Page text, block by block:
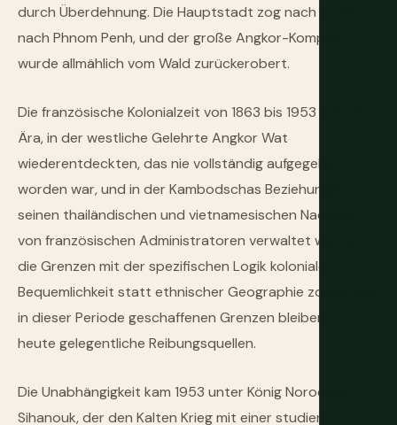
durch Überdehnung. Die Hauptstadt zog nach Süden
nach Phnom Penh, und der große Angkor-Komplex
wurde allmählich vom Wald zurückerobert.
Die französische Kolonialzeit von 1863 bis 1953 war die
Ära, in der westliche Gelehrte Angkor Wat
wiederentdeckten, das nie vollständig aufgegeben
worden war, und in der Kambodschas Beziehungen zu
seinen thailändischen und vietnamesischen Nachbarn
von französischen Administratoren verwaltet wurden,
die Grenzen mit der spezifischen Logik kolonialer
Bequemlichkeit statt ethnischer Geographie zogen. Die
in dieser Periode geschaffenen Grenzen bleiben bis
heute gelegentliche Reibungsquellen.
Die Unabhängigkeit kam 1953 unter König Norodom
Sihanouk, der den Kalten Krieg mit einer studierten